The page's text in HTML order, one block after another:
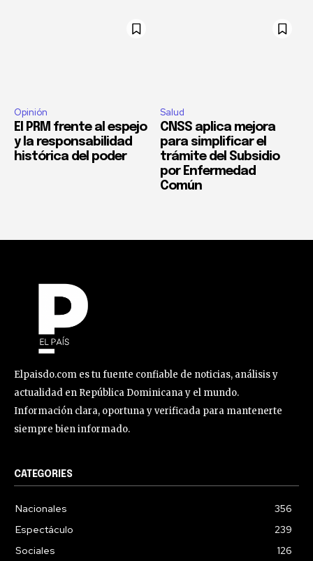
Opinión
El PRM frente al espejo
y la responsabilidad
histórica del poder
Salud
CNSS aplica mejora
para simplificar el
trámite del Subsidio
por Enfermedad
Común
Elpaisdo.com es tu fuente confiable de noticias, análisis y
actualidad en República Dominicana y el mundo.
Información clara, oportuna y verificada para mantenerte
siempre bien informado.
CATEGORIES
Nacionales
356
Espectáculo
239
Sociales
126